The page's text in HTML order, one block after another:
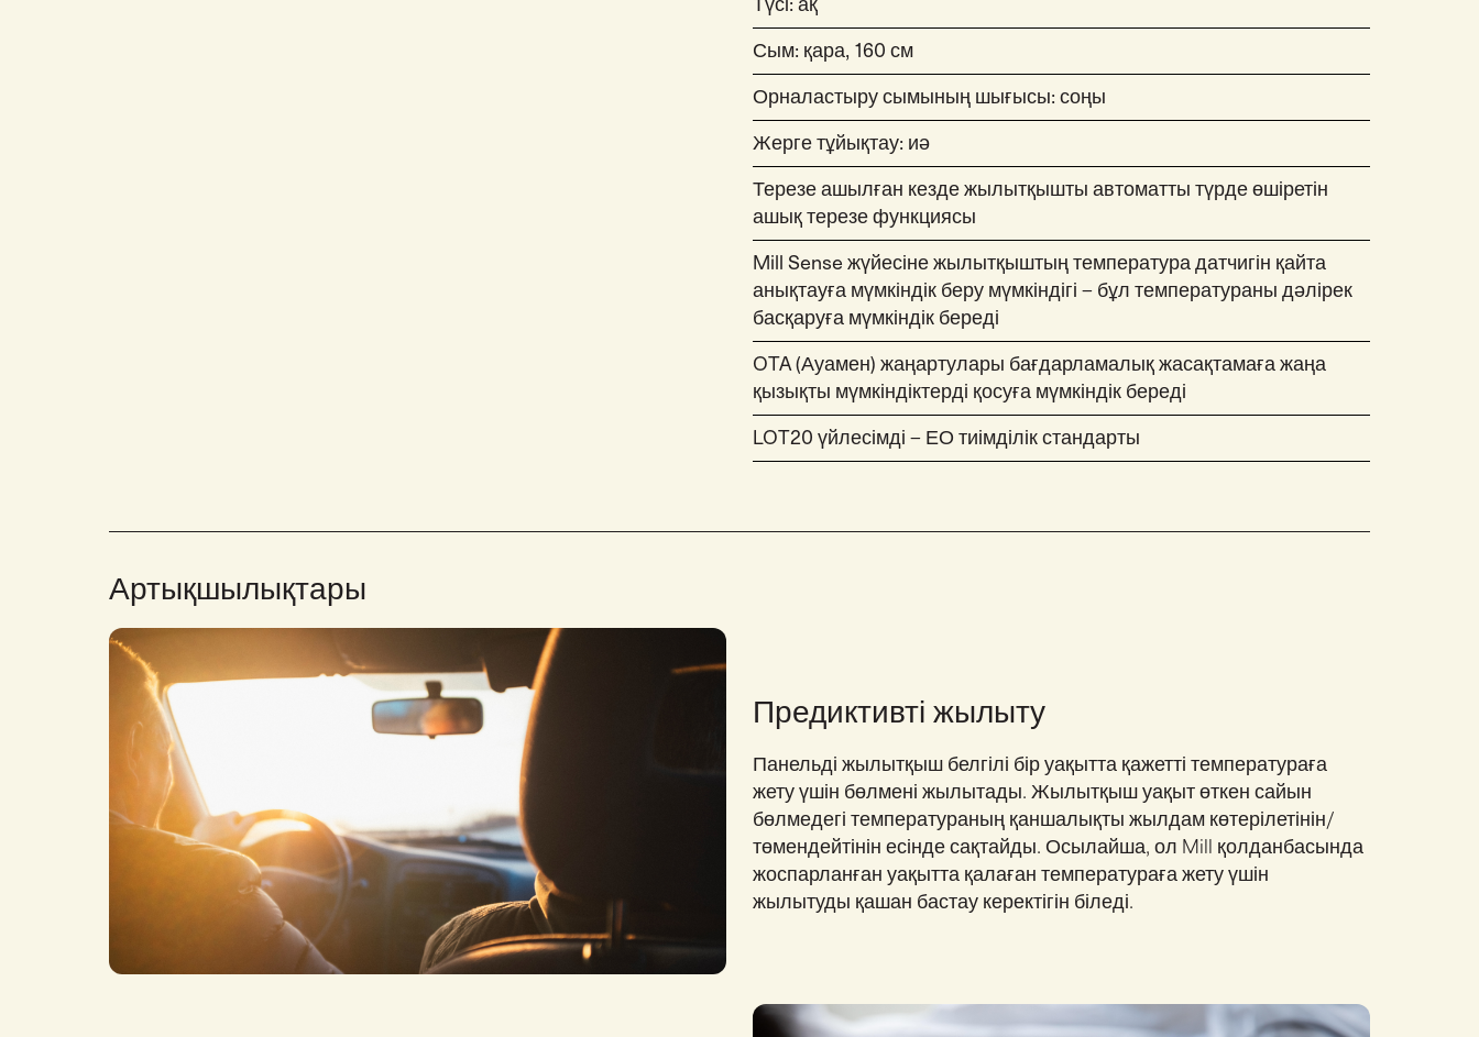
Түсі: ақ
Сым: қара, 160 см
Орналастыру сымының шығысы: соңы
Жерге тұйықтау: иә
Терезе ашылған кезде жылытқышты автоматты түрде өшіретін
ашық терезе функциясы
Mill Sense жүйесіне жылытқыштың температура датчигін қайта
анықтауға мүмкіндік беру мүмкіндігі – бұл температураны дәлірек
басқаруға мүмкіндік береді
OTA (Ауамен) жаңартулары бағдарламалық жасақтамаға жаңа
қызықты мүмкіндіктерді қосуға мүмкіндік береді
LOT20 үйлесімді – ЕО тиімділік стандарты
Артықшылықтары
Предиктивті жылыту
Панельді жылытқыш белгілі бір уақытта қажетті температураға
жету үшін бөлмені жылытады. Жылытқыш уақыт өткен сайын
бөлмедегі температураның қаншалықты жылдам көтерілетінін/
төмендейтінін есінде сақтайды. Осылайша, ол Mill қолданбасында
жоспарланған уақытта қалаған температураға жету үшін
жылытуды қашан бастау керектігін біледі.